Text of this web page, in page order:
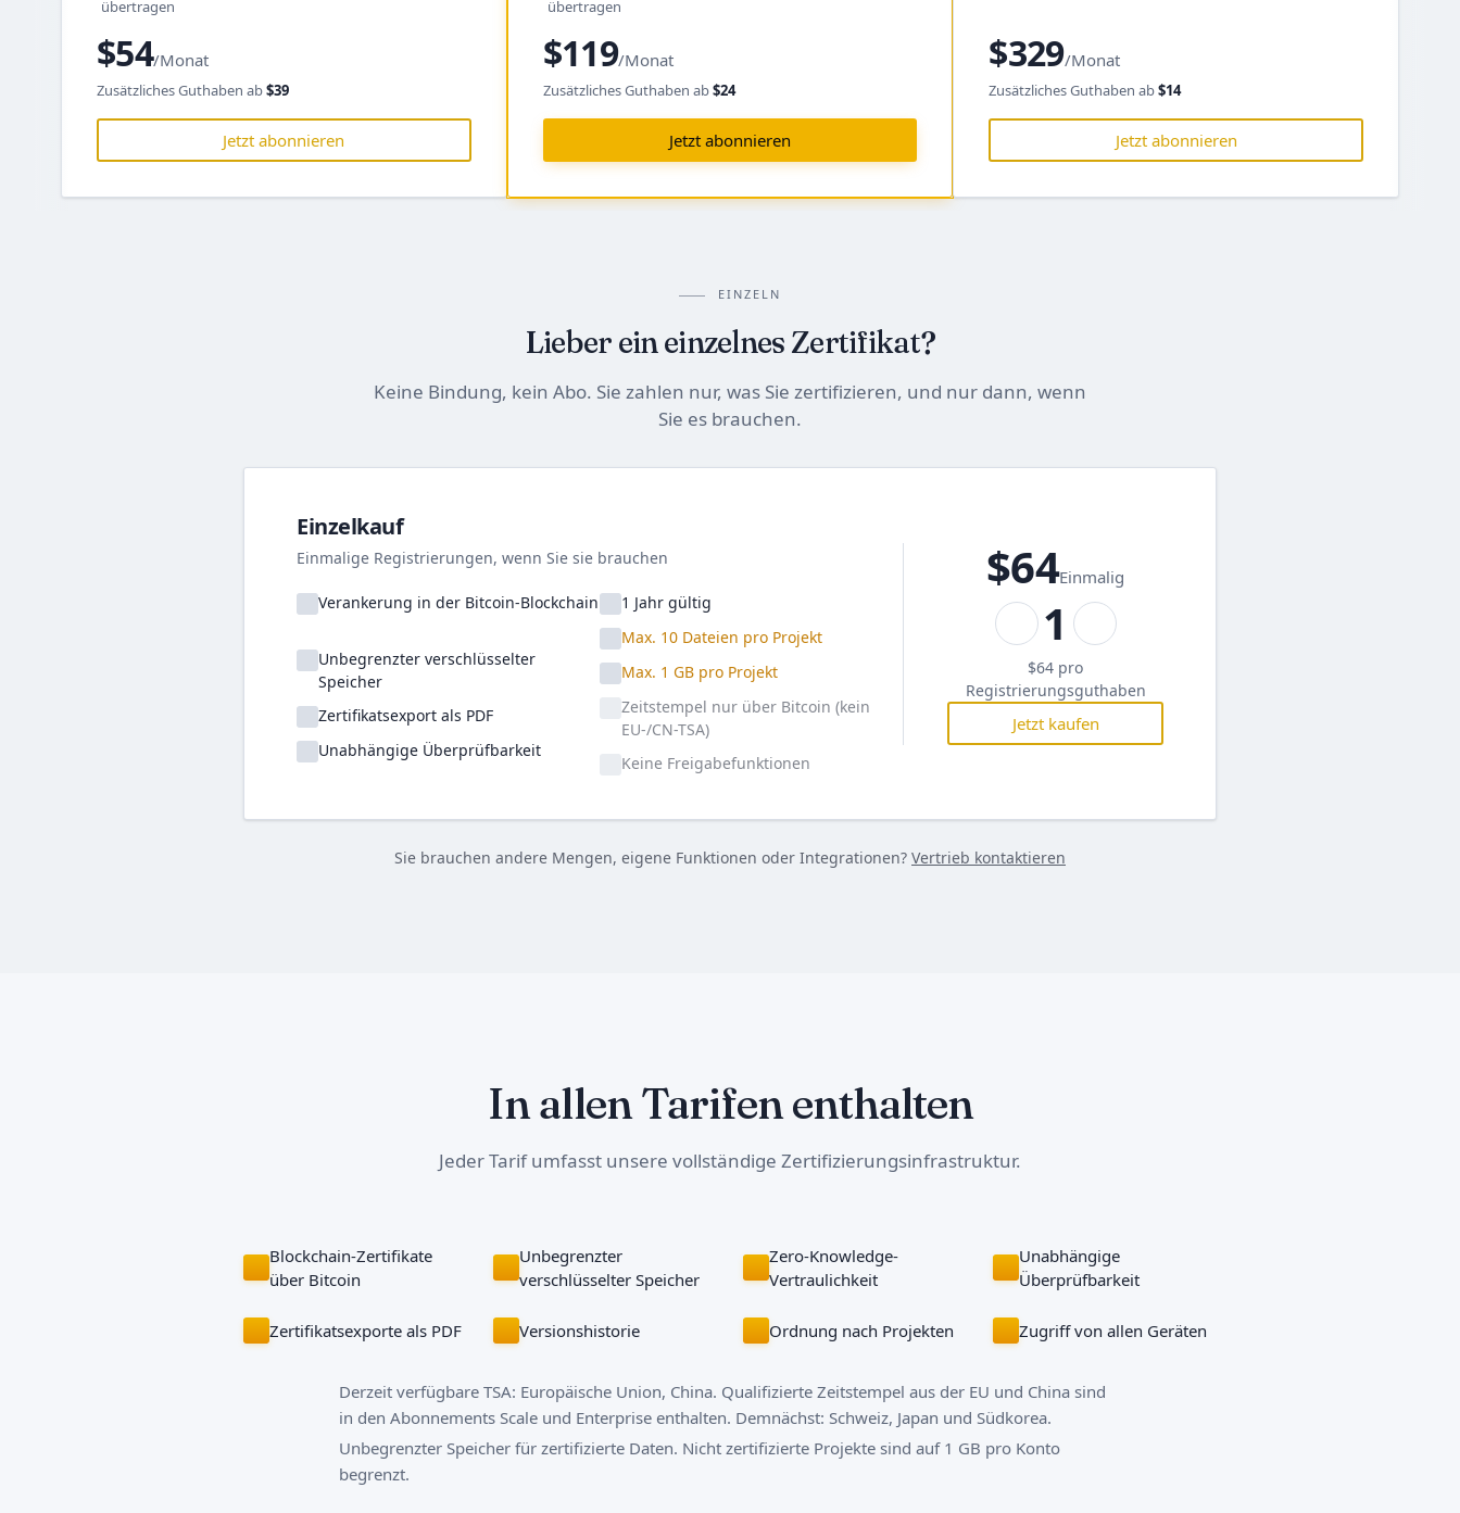
übertragen
$54/Monat
Zusätzliches Guthaben ab$39
Jetzt abonnieren
übertragen
$119/Monat
Zusätzliches Guthaben ab$24
Jetzt abonnieren
$329/Monat
Zusätzliches Guthaben ab$14
Jetzt abonnieren
EINZELN
Lieber ein einzelnes Zertifikat?
Keine Bindung, kein Abo. Sie zahlen nur, was Sie zertifizieren, und nur dann, wenn
Sie es brauchen.
Einzelkauf
Einmalige Registrierungen, wenn Sie sie brauchen
Verankerung in der Bitcoin-Blockchain
Unbegrenzter verschlüsselter
Speicher
Zertifikatsexport als PDF
Unabhängige Überprüfbarkeit
1 Jahr gültig
Max. 10 Dateien pro Projekt
Max. 1 GB pro Projekt
Zeitstempel nur über Bitcoin (kein
EU-/CN-TSA)
Keine Freigabefunktionen
$64Einmalig
1
$64 pro
Registrierungsguthaben
Jetzt kaufen
Sie brauchen andere Mengen, eigene Funktionen oder Integrationen? Vertrieb kontaktieren
In allen Tarifen enthalten
Jeder Tarif umfasst unsere vollständige Zertifizierungsinfrastruktur.
Blockchain-Zertifikate
über Bitcoin
Unbegrenzter
verschlüsselter Speicher
Zero-Knowledge-
Vertraulichkeit
Unabhängige
Überprüfbarkeit
Zertifikatsexporte als PDF Versionshistorie Ordnung nach Projekten Zugriff von allen Geräten
Derzeit verfügbare TSA: Europäische Union, China. Qualifizierte Zeitstempel aus der EU und China sind
in den Abonnements Scale und Enterprise enthalten. Demnächst: Schweiz, Japan und Südkorea.
Unbegrenzter Speicher für zertifizierte Daten. Nicht zertifizierte Projekte sind auf 1 GB pro Konto
begrenzt.